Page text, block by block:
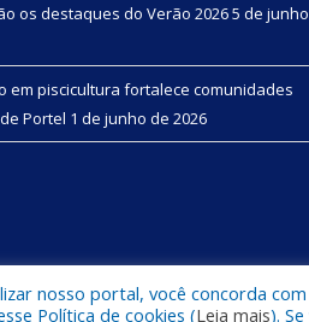
os destaques do Verão 20265 de junho
em piscicultura fortalece comunidades
Portel 1 de junho de 2026
nosso portal, você concorda
Política de cookies (Leia mais).